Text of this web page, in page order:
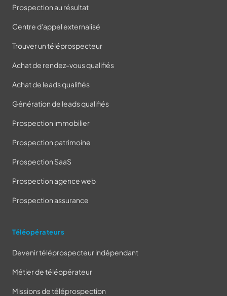
Prospection au résultat
Centre d'appel externalisé
Trouver un téléprospecteur
Achat de rendez-vous qualifiés
Achat de leads qualifiés
Génération de leads qualifiés
Prospection immobilier
Prospection patrimoine
Prospection SaaS
Prospection agence web
Prospection assurance
Téléopérateurs
Devenir téléprospecteur indépendant
Métier de téléopérateur
Missions de téléprospection